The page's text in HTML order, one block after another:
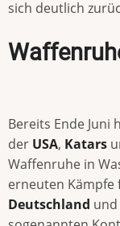
sich deutlich
Bereits Ende
der USA, Katars
Waffenruhe in
erneuten Kämpfe
Deutschland